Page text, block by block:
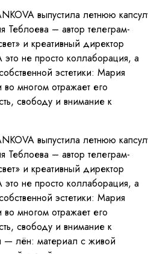
выпустила летнюю
– автор телеграм-
и креативный директор
не просто коллаборация, а
эстетики: Мария
многом отражает его
свободу и внимание к
выпустила летнюю
– автор телеграм-
и креативный директор
не просто коллаборация, а
эстетики: Мария
многом отражает его
свободу и внимание к
— лён: материал с живой